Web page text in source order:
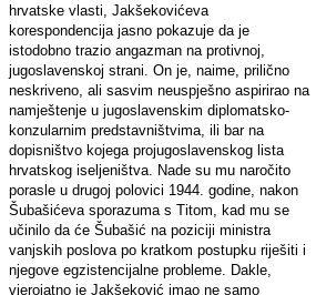
hrvatske vlasti, Jakšekovićeva
korespondencija jasno pokazuje da je
istodobno trazio angazman na protivnoj,
jugoslavenskoj strani. On je, naime, prilično
neskriveno, ali sasvim neuspješno aspirirao na
namještenje u jugoslavenskim diplomatsko-
konzularnim predstavništvima, ili bar na
dopisništvo kojega projugoslavenskog lista
hrvatskog iseljeništva. Nade su mu naročito
porasle u drugoj polovici 1944. godine, nakon
Šubašićeva sporazuma s Titom, kad mu se
učinilo da će Šubašić na poziciji ministra
vanjskih poslova po kratkom postupku riješiti i
njegove egzistencijalne probleme. Dakle,
vjerojatno je Jakšeković imao ne samo